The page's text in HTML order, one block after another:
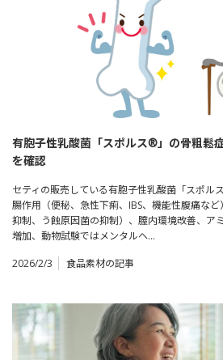
有胞子性乳酸菌「スポルス®」の骨粗鬆
を確認
セティの販売している有胞子性乳酸菌「スポル
腸作用（便秘、急性下痢、IBS、機能性腹痛な
抑制、う蝕原因菌の抑制）、膣内環境改善、ア
増加、動物試験ではメンタルヘ…
2026/2/3
食品素材の記事